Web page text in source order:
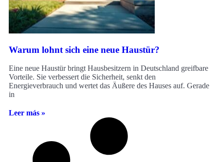
Warum lohnt sich eine neue Haustür?
Eine neue Haustür bringt Hausbesitzern in Deutschland greifbare
Vorteile. Sie verbessert die Sicherheit, senkt den
Energieverbrauch und wertet das Äußere des Hauses auf. Gerade
in
Leer más »